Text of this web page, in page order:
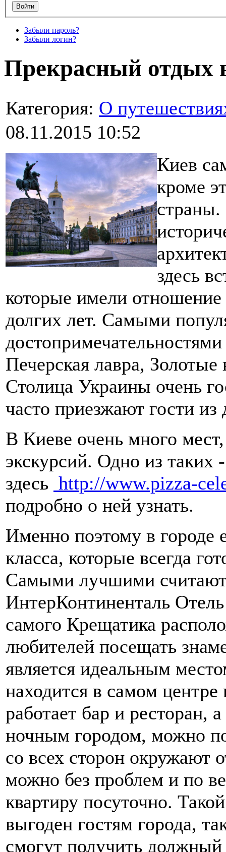
Забыли пароль?
Забыли логин?
Прекрасный отдых
Категория: О
08.11.2015 10:52
Киев
кроме
здесь
которые имели
долгих лет. Самыми
Печерская лавра,
Столица Украины очень
часто приезжают гости из
В Киеве очень много
экскурсий. Одно из таких
здесь http://www.pizza-
подробно о ней узнать.
Именно поэтому в городе
класса, которые всегда
Самыми лучшими
ИнтерКонтиненталь
самого Крещатика
любителей посещать
является идеальным
находится в самом центре
работает бар и ресторан,
ночным городом, можно
со всех сторон окружают
можно без проблем и по
квартиру посуточно.
выгоден гостям города,
смогут получить